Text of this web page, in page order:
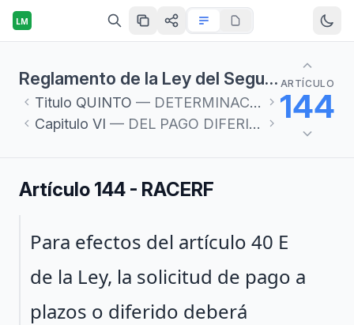
LM
Reglamento de la Ley del Seguro Social en materia de Afiliación, Clasificación de Empresas, Recaudación y Fiscalización
Titulo QUINTO — DETERMINACIÓN Y PAGO DE CUOTAS
Capitulo VI — DEL PAGO DIFERIDO O EN PARCIALIDADES
ARTÍCULO
144
Artículo 144 - RACERF
Párrafo 1
Para efectos del artículo 40 E
de la Ley, la solicitud de pago a
plazos o diferido deberá